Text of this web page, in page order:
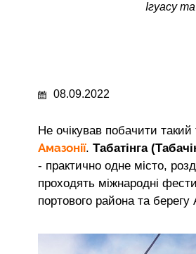
Ігуасу
08.09.2022
Не очікував побачити
Амазонії. Табатінга
- практично одне місто,
проходять міжнародні
портового района та